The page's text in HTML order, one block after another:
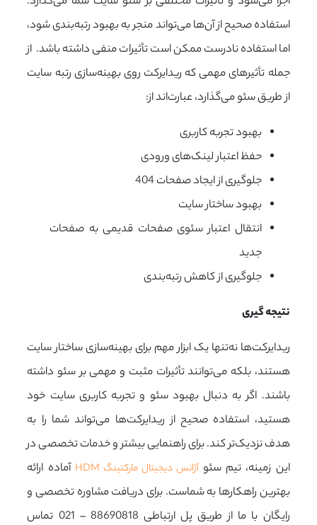
استفاده صحیح از آن‌ها می‌تواند منجر به بهبود رتبه‌بندی شود،
اما استفاده نادرست ممکن است تأثیرات منفی داشته باشد. از
جمله تأثیرهای مهمی که ریدایرکت روی بهینه‌سازی رتبه سایت
از طریق سئو می‌گذارد، عبارت‌اند از:
بهبود تجربه کاربری
حفظ اعتبار لینک‌های ورودی
جلوگیری از ایجاد صفحات 404
بهبود ساختار سایت
انتقال اعتبار سئوی صفحات قدیمی به صفحات
جدید
جلوگیری از کاهش رتبه‌بندی
نتیجه گیری
ریدایرکت‌ها نه‌تنها یک ابزار مهم برای بهینه‌سازی ساختار سایت
هستند، بلکه می‌توانند تأثیرات مثبت و مهمی بر سئو داشته
باشند. اگر به دنبال بهبود سئو و تجربه کاربری سایت خود
هستید، استفاده صحیح از ریدایرکت‌ها می‌تواند شما را به
هدف نزدیک‌تر کند. برای راهنمایی بیشتر و خدمات تخصصی در
این زمینه، تیم سئوآژانس دیجیتال مارکتینگ HDM
آماده ارائه
بهترین راهکارها به شماست. برای دریافت مشاوره تخصصی و
رایگان با ما از طریق پل ارتباطی 88690818 – 021 تماس